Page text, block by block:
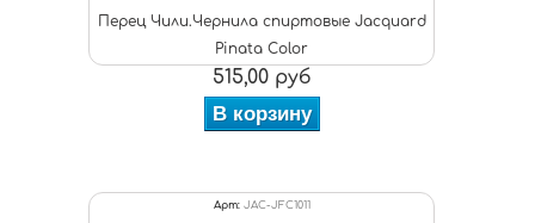
Перец Чили.Чернила спиртовые Jacquard
Pinata Color
515,00 руб
В корзину
Арт: JAC-JFC1011